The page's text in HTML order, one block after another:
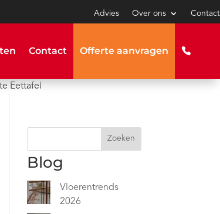
Advies Over ons Contact
Contact Offerte aanvragen
Eettafel
Zoeken
Blog
Vloerentrends
2026